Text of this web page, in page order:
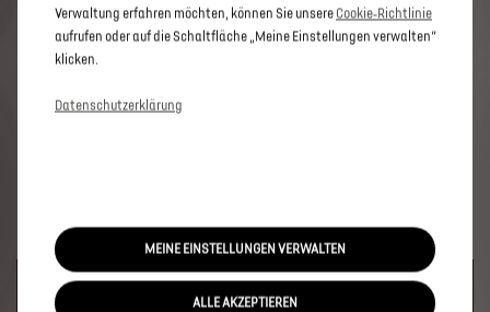
Welches Fahrzeug möchten Sie?
Verwaltung erfahren möchten, können Sie unsere Cookie‑Richtlinie
aufrufen oder auf die Schaltfläche „Meine Einstellungen verwalten“
klicken.
Datenschutzerklärung
MEINE EINSTELLUNGEN VERWALTEN
ALLE AKZEPTIEREN